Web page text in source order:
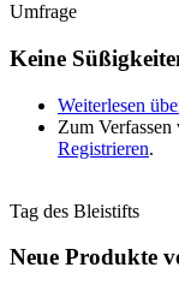
Umfrage
Keine
Weiterlesen
Zum
Registrieren.
Tag des Bleistifts
Neue Produkte